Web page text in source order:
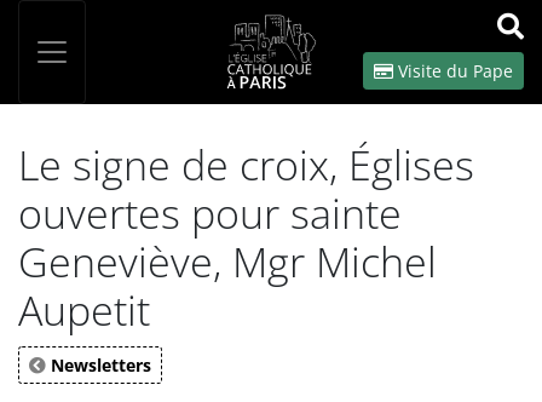
OK
Visite du Pape
Le signe de croix, Églises
ouvertes pour sainte
Geneviève, Mgr Michel
Aupetit
Newsletters
Panneau de gestion des cookies